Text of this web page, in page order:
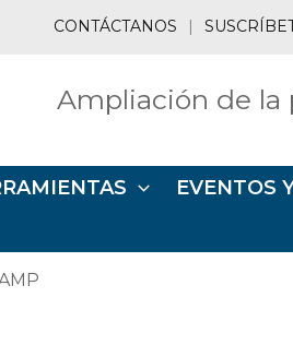
CONTÁCTANOS |
Ampliación de la
EVENTOS